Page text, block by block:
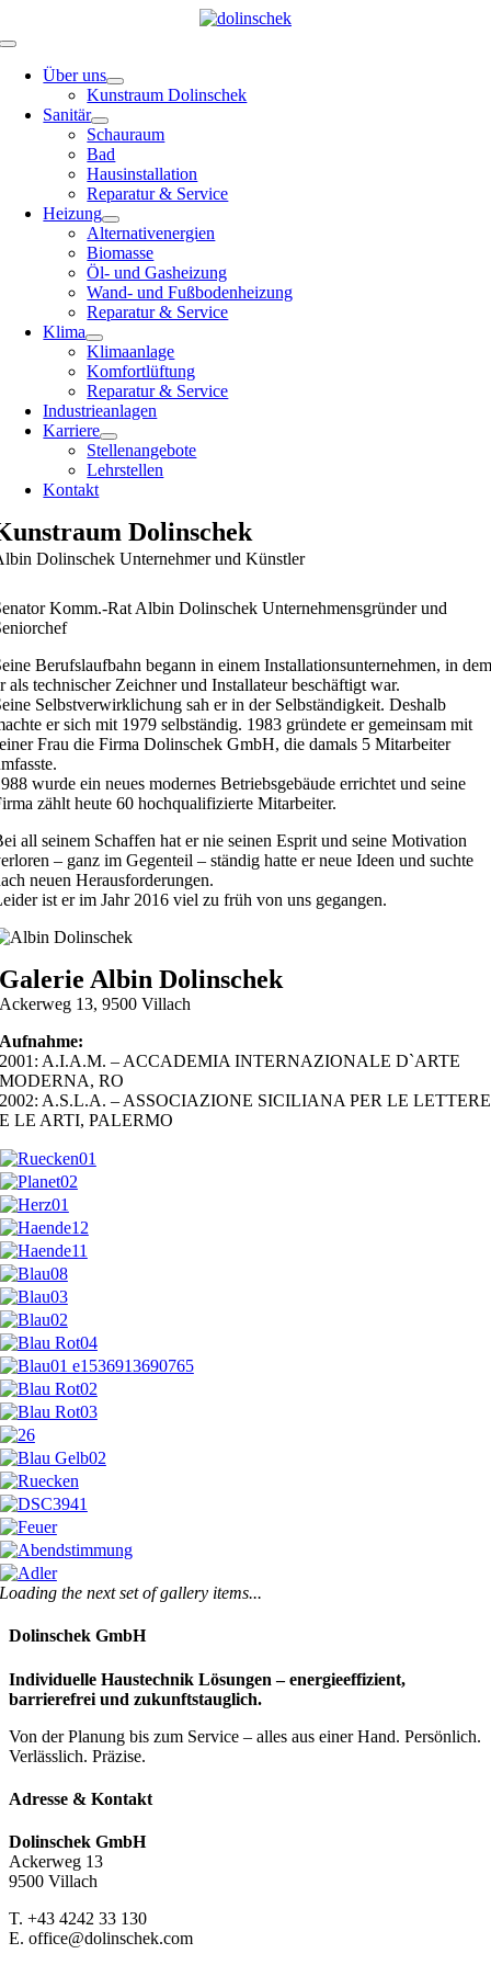
to
Toggle
NavigationÜber uns
Kunstraum Dolinschek
Sanitär
Schauraum
Bad
Hausinstallation
Reparatur & Service
Heizung
Alternativenergien
Biomasse
Öl- und Gasheizung
Wand- und Fußbodenheizung
Reparatur & Service
Klima
Klimaanlage
Komfortlüftung
Reparatur & Service
Industrieanlagen
Karriere
Stellenangebote
Lehrstellen
Kontakt
Dolinschek
Dolinschek Unternehmer und Künstler
Komm.-Rat Albin Dolinschek Unternehmensgründer und
Berufslaufbahn begann in einem Installationsunternehmen, in dem
als technischer Zeichner und Installateur beschäftigt war.
Selbstverwirklichung sah er in der Selbständigkeit. Deshalb
er sich mit 1979 selbständig. 1983 gründete er gemeinsam mit
Frau die Firma Dolinschek GmbH, die damals 5 Mitarbeiter
wurde ein neues modernes Betriebsgebäude errichtet und seine
zählt heute 60 hochqualifizierte Mitarbeiter.
all seinem Schaffen hat er nie seinen Esprit und seine Motivation
– ganz im Gegenteil – ständig hatte er neue Ideen und suchte
neuen Herausforderungen.
ist er im Jahr 2016 viel zu früh von uns gegangen.
Galerie Albin Dolinschek
Ackerweg 13, 9500 Villach
Aufnahme:
2001: A.I.A.M. – ACCADEMIA INTERNAZIONALE D`ARTE
MODERNA, RO
2002: A.S.L.A. – ASSOCIAZIONE SICILIANA PER LE LETTERE
E LE ARTI, PALERMO
Loading the next set of gallery items...
Dolinschek GmbH
Individuelle Haustechnik Lösungen – energieeffizient,
barrierefrei und zukunftstauglich.
Von der Planung bis zum Service – alles aus einer Hand. Persönlich.
Verlässlich. Präzise.
Adresse & Kontakt
Dolinschek GmbH
Ackerweg 13
9500 Villach
T. +43 4242 33 130
E. office@dolinschek.com